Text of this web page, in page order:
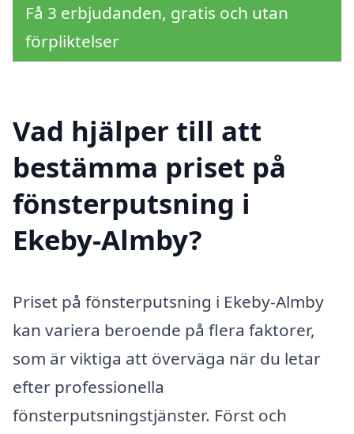
Få 3 erbjudanden, gratis och utan
förpliktelser
Vad hjälper till att
bestämma priset på
fönsterputsning i
Ekeby-Almby?
Priset på fönsterputsning i Ekeby-Almby
kan variera beroende på flera faktorer,
som är viktiga att överväga när du letar
efter professionella
fönsterputsningstjänster. Först och